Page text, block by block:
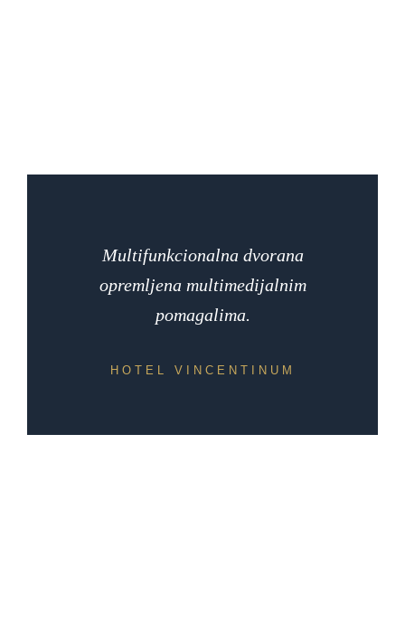
Multifunkcionalna dvorana
opremljena multimedijalnim
pomagalima.
HOTEL VINCENTINUM